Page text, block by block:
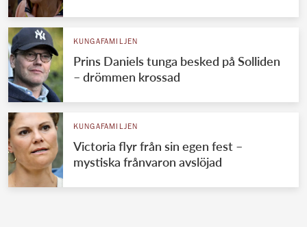
KUNGAFAMILJEN
Prins Daniels tunga besked på Solliden
– drömmen krossad
KUNGAFAMILJEN
Victoria flyr från sin egen fest –
mystiska frånvaron avslöjad